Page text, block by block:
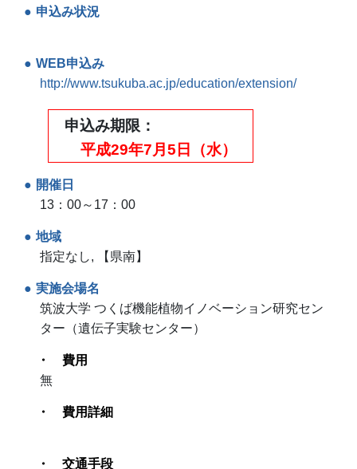
申込み状況
WEB申込み
http://www.tsukuba.ac.jp/education/extension/
申込み期限
平成29年7月5日（水）
開催日
13：00～17：00
地域
指定なし, 【県南】
実施会場名
筑波大学 つくば機能植物イノベーション研究セン
ター（遺伝子実験センター）
費用
無
費用詳細
交通手段